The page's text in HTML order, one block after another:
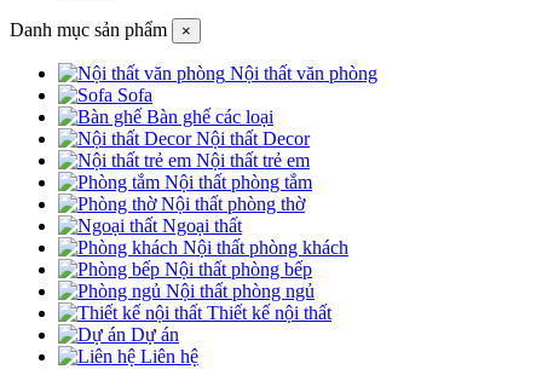
Danh mục sản phẩm ×
Nội thất văn phòng
Sofa
Bàn ghế các loại
Nội thất Decor
Nội thất trẻ em
Nội thất phòng tắm
Nội thất phòng thờ
Ngoại thất
Nội thất phòng khách
Nội thất phòng bếp
Nội thất phòng ngủ
Thiết kế nội thất
Dự án
Liên hệ